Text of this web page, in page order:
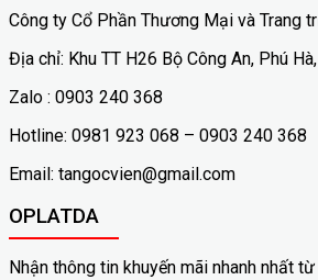
Công ty Cổ Phần Thương Mại và Trang
Địa chỉ: Khu TT H26 Bộ Công An, Phú
Zalo : 0903 240 368
Hotline: 0981 923 068 – 0903 240 368
Email: tangocvien@gmail.com
OPLATDA
Nhận thông tin khuyến mãi nhanh nhất